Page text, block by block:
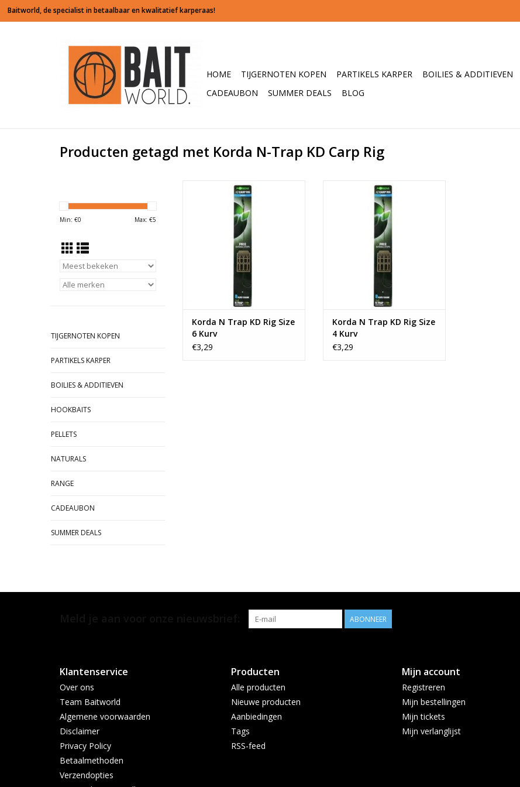
HOME TIJGERNOTEN KOPEN PARTIKELS KARPER BOILIES & ADDITIEVEN
CADEAUBON
SUMMER DEALS BLOG
Producten getagd met Korda N-Trap KD Carp Rig
Min: €0 Max: €5
TIJGERNOTEN KOPEN
PARTIKELS KARPER
BOILIES & ADDITIEVEN
HOOKBAITS
PELLETS
NATURALS
RANGE
CADEAUBON
SUMMER DEALS
De N-Trap KD Rig van Korda is
ontworpen in samenwerking met
Kenny Dorsett, één van de beste
karpervissers uit Engeland! De
superscherpe Kurved Shank
haken van deze kant-en-klare rigs
hebben een unieke
inhakingshoek waar een karper
TOEVOEGEN AAN WINKELWAGEN
Korda N Trap KD Rig Size
6 Kurv
€3,29
De N-Trap KD Rig van Korda is
ontworpen in samenwerking met
Kenny Dorsett, één van de beste
karpervissers uit Engeland! De
superscherpe Kurved Shank
haken van deze kant-en-klare rigs
hebben een unieke
inhakingshoek waar een karper
TOEVOEGEN AAN WINKELWAGEN
Korda N Trap KD Rig Size
4 Kurv
€3,29
ABONNEER
Klantenservice
Over ons
Team Baitworld
Algemene voorwaarden
Disclaimer
Privacy Policy
Betaalmethoden
Verzendopties
Producten
Alle producten
Nieuwe producten
Aanbiedingen
Tags
RSS-feed
Mijn account
Registreren
Mijn bestellingen
Mijn tickets
Mijn verlanglijst